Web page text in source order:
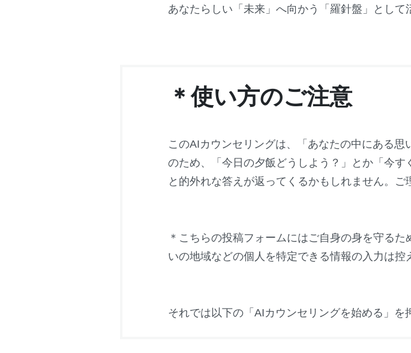
あなたらしい「未来」へ向かう「羅針盤」として
＊使い方のご注意
このAIカウンセリングは、「あなたの中にある
のため、「今日の夕飯どうしよう？」とか「今
と的外れな答えが返ってくるかもしれません。ご
＊こちらの投稿フォームにはご自身の身を守る
いの地域などの個人を特定できる情報の入力は控
それでは以下の「AIカウンセリングを始める」を